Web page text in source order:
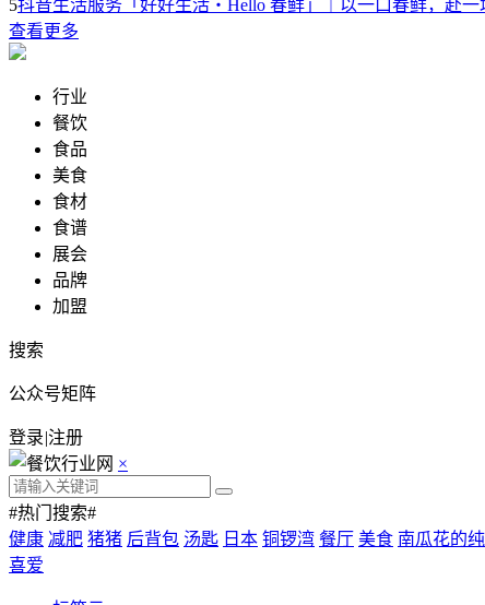
5抖音生活服务「好好生活・Hello 春鲜」｜以一口春鲜，赴一
查看更多
行业
餐饮
食品
美食
食材
食谱
展会
品牌
加盟
搜索
公众号矩阵
登录|注册
×
#热门搜索#
健康 减肥 猪猪 后背包 汤匙 日本 铜锣湾 餐厅 美食 南瓜花的
喜爱